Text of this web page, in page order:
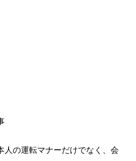
人の運転マナーだけでなく、会